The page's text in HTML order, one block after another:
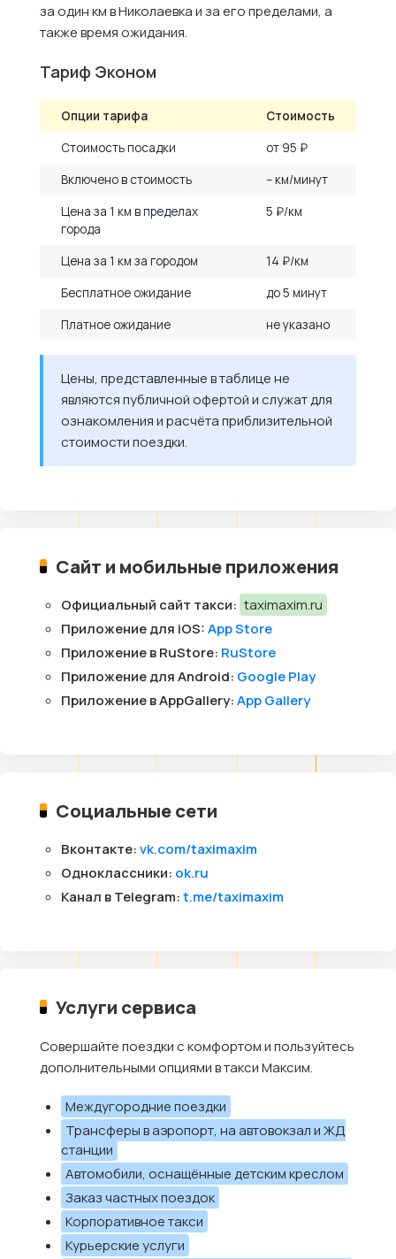
за один км в Николаевка и за его пределами, а
также время ожидания.
Тариф Эконом
Опции тарифа
Стоимость
Стоимость посадки
от 95 ₽
Включено в стоимость
– км/минут
Цена за 1 км в пределах
города
5 ₽/км
Цена за 1 км за городом
14 ₽/км
Бесплатное ожидание
до 5 минут
Платное ожидание
не указано
Цены, представленные в таблице не
являются публичной офертой и служат для
ознакомления и расчёта приблизительной
стоимости поездки.
Сайт и мобильные приложения
Официальный сайт такси: taximaxim.ru
Приложение для iOS:App Store
Приложение в RuStore: RuStore
Приложение для Android: Google Play
Приложение в AppGallery:App Gallery
Социальные сети
Вконтакте:vk.com/taximaxim
Одноклассники: ok.ru
Канал в Telegram:t.me/taximaxim
Услуги сервиса
Совершайте поездки с комфортом и пользуйтесь
дополнительными опциями в такси Максим.
Междугородние поездки
Трансферы в аэропорт, на автовокзал и ЖД
станции
Автомобили, оснащённые детским креслом
Заказ частных поездок
Корпоративное такси
Курьерские услуги